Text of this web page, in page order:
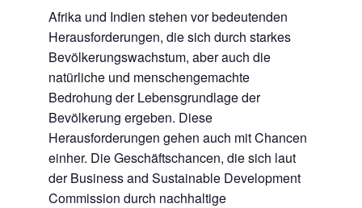
Afrika und Indien stehen vor bedeutenden
Herausforderungen, die sich durch starkes
Bevölkerungswachstum, aber auch die
natürliche und menschengemachte
Bedrohung der Lebensgrundlage der
Bevölkerung ergeben. Diese
Herausforderungen gehen auch mit Chancen
einher. Die Geschäftschancen, die sich laut
der Business and Sustainable Development
Commission durch nachhaltige